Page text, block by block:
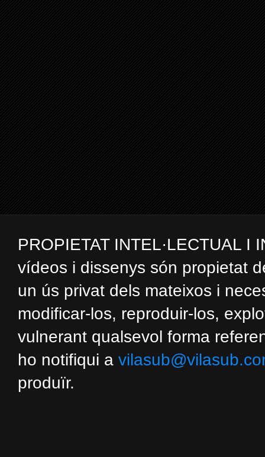
PROPIETAT INTEL·LECTUAL
vídeos i dissenys són propietat
un ús privat dels mateixos i
modificar-los, reproduir-los,
vulnerant qualsevol forma
ho notifiqui a
produïr.